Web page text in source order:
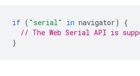
if ( "serial" in navigator)
{
// The Web Serial API is
}